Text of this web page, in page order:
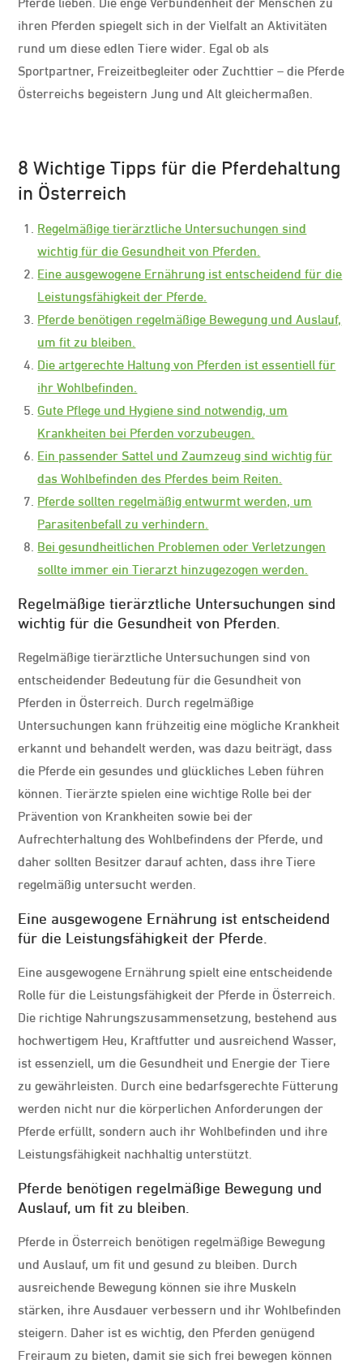
ihren Pferden spiegelt sich in der Vielfalt an Aktivitäten
rund um diese edlen Tiere wider. Egal ob als
Sportpartner, Freizeitbegleiter oder Zuchttier – die Pferde
Österreichs begeistern Jung und Alt gleichermaßen.
8 Wichtige Tipps für die Pferdehaltung
in Österreich
Regelmäßige tierärztliche Untersuchungen sind
wichtig für die Gesundheit von Pferden.
Eine ausgewogene Ernährung ist entscheidend für die
Leistungsfähigkeit der Pferde.
Pferde benötigen regelmäßige Bewegung und Auslauf,
um fit zu bleiben.
Die artgerechte Haltung von Pferden ist essentiell für
ihr Wohlbefinden.
Gute Pflege und Hygiene sind notwendig, um
Krankheiten bei Pferden vorzubeugen.
Ein passender Sattel und Zaumzeug sind wichtig für
das Wohlbefinden des Pferdes beim Reiten.
Pferde sollten regelmäßig entwurmt werden, um
Parasitenbefall zu verhindern.
Bei gesundheitlichen Problemen oder Verletzungen
sollte immer ein Tierarzt hinzugezogen werden.
Regelmäßige tierärztliche Untersuchungen sind
wichtig für die Gesundheit von Pferden.
Regelmäßige tierärztliche Untersuchungen sind von
entscheidender Bedeutung für die Gesundheit von
Pferden in Österreich. Durch regelmäßige
Untersuchungen kann frühzeitig eine mögliche Krankheit
erkannt und behandelt werden, was dazu beiträgt, dass
die Pferde ein gesundes und glückliches Leben führen
können. Tierärzte spielen eine wichtige Rolle bei der
Prävention von Krankheiten sowie bei der
Aufrechterhaltung des Wohlbefindens der Pferde, und
daher sollten Besitzer darauf achten, dass ihre Tiere
regelmäßig untersucht werden.
Eine ausgewogene Ernährung ist entscheidend
für die Leistungsfähigkeit der Pferde.
Eine ausgewogene Ernährung spielt eine entscheidende
Rolle für die Leistungsfähigkeit der Pferde in Österreich.
Die richtige Nahrungszusammensetzung, bestehend aus
hochwertigem Heu, Kraftfutter und ausreichend Wasser,
ist essenziell, um die Gesundheit und Energie der Tiere
zu gewährleisten. Durch eine bedarfsgerechte Fütterung
werden nicht nur die körperlichen Anforderungen der
Pferde erfüllt, sondern auch ihr Wohlbefinden und ihre
Leistungsfähigkeit nachhaltig unterstützt.
Pferde benötigen regelmäßige Bewegung und
Auslauf, um fit zu bleiben.
Pferde in Österreich benötigen regelmäßige Bewegung
und Auslauf, um fit und gesund zu bleiben. Durch
ausreichende Bewegung können sie ihre Muskeln
stärken, ihre Ausdauer verbessern und ihr Wohlbefinden
steigern. Daher ist es wichtig, den Pferden genügend
Freiraum zu bieten, damit sie sich frei bewegen können